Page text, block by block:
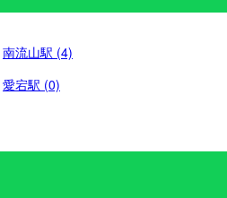
さらに贅沢を極めたVIPダイヤモンド
なトリートメントを多数ご用意いたしまし
時から翌朝6時まで対応しております
極上の癒やしを、ぜひ一度ご体感く
南流山駅 (4)
愛宕駅 (0)